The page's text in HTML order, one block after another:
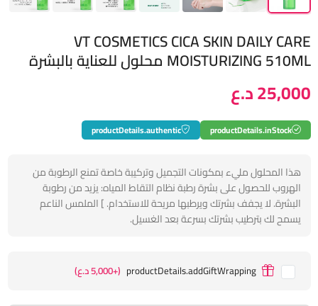
VT COSMETICS CICA SKIN DAILY CARE
MOISTURIZING 510ML محلول للعناية بالبشرة
25,000 د.ع
productDetails.inStock
productDetails.authentic
هذا المحلول مليء بمكونات التجميل وتركيبة خاصة تمنع الرطوبة من
الهروب للحصول على بشرة رطبة نظام التقاط المياه: يزيد من رطوبة
البشرة. لا يجفف بشرتك ويرطبها مريحة للاستخدام. ] الملمس الناعم
يسمح لك بترطيب بشرتك بسرعة بعد الغسيل.
productDetails.addGiftWrapping (+5,000 د.ع)